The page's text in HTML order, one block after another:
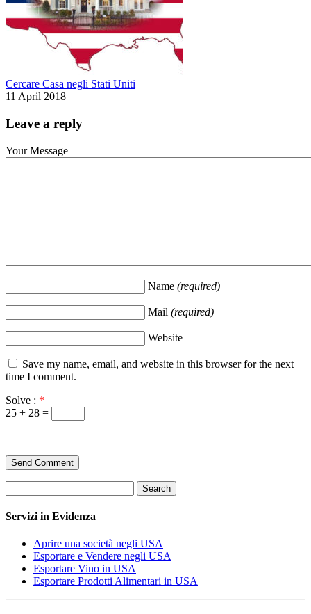
Cercare Casa negli Stati Uniti
11 April 2018
Leave a reply
Your Message
Name (required)
Mail (required)
Website
Save my name, email, and website in this browser for the next
time I comment.
Solve : *
25 + 28 =
Search
Servizi in Evidenza
Aprire una società negli USA
Esportare e Vendere negli USA
Esportare Vino in USA
Esportare Prodotti Alimentari in USA